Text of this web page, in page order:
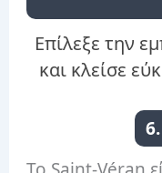
Επίλεξε την
και κλείσε